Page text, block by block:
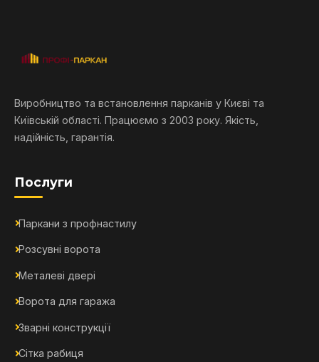
Виробництво та встановлення парканів у Києві та
Київській області. Працюємо з 2003 року. Якість,
надійність, гарантія.
Послуги
Паркани з профнастилу
Розсувні ворота
Металеві двері
Ворота для гаража
Зварні конструкції
Сітка рабиця